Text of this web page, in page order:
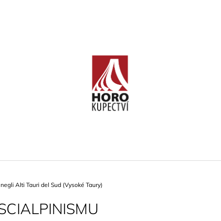
Alti Tauri del Sud (Vysoké Taury)
CO POTŘEBUJETE NAJÍT?
HLEDAT
STŘEDOHOŘÍ (BÖHMISCHES